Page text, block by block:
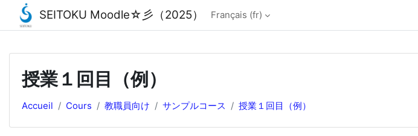
Passer au contenu principal
SEITOKU Moodle☆彡（2025） Français ‎(fr)‎
授業１回目（例）
Accueil Cours 教職員向け サンプルコース 授業１回目（例）